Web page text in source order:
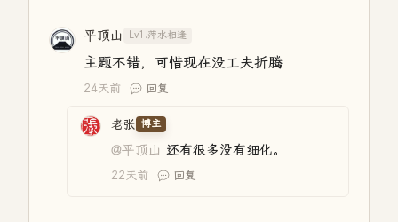
平顶山 Lv1.萍水相逢
主题不错，可惜现在没工夫折腾
24天前 回复
老张 博主
@平顶山 还有很多没有细化。
22天前 回复